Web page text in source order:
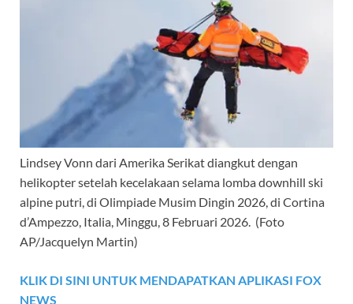
Lindsey Vonn dari Amerika Serikat diangkut dengan
helikopter setelah kecelakaan selama lomba downhill ski
alpine putri, di Olimpiade Musim Dingin 2026, di Cortina
d’Ampezzo, Italia, Minggu, 8 Februari 2026. (Foto
AP/Jacquelyn Martin)
KLIK DI SINI UNTUK MENDAPATKAN APLIKASI FOX
NEWS